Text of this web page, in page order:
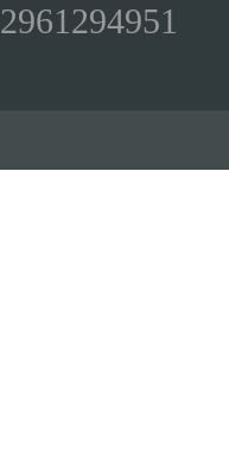
2961294951